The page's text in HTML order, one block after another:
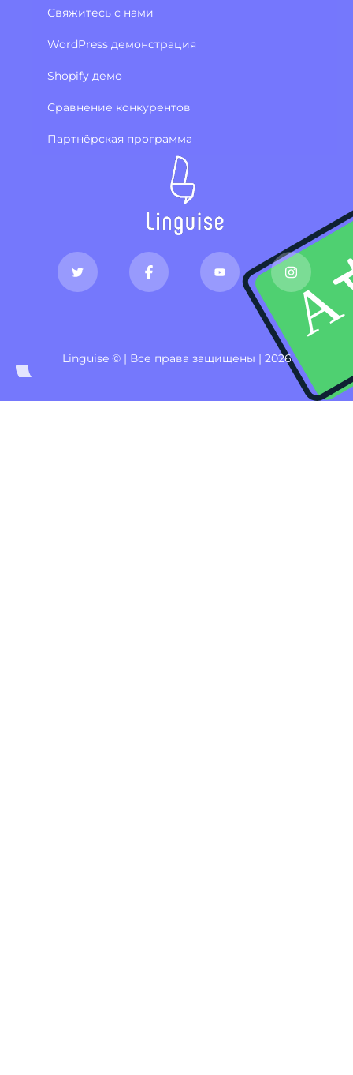
Свяжитесь с нами
WordPress демонстрация
Shopify демо
Сравнение конкурентов
Партнёрская программа
Linguise © | Все права защищены | 2026